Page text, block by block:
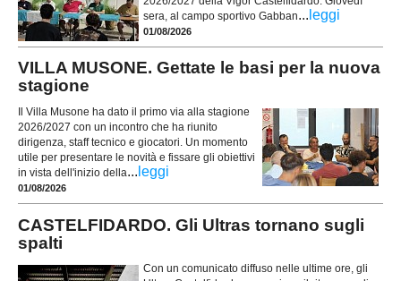
sera, al campo sportivo Gabban... leggi
01/08/2026
VILLA MUSONE. Gettate le basi per la nuova
stagione
Il Villa Musone ha dato il primo via alla stagione
2026/2027 con un incontro che ha riunito
dirigenza, staff tecnico e giocatori. Un momento
utile per presentare le novità e fissare gli obiettivi
in vista dell'inizio della... leggi
01/08/2026
CASTELFIDARDO. Gli Ultras tornano sugli
spalti
Con un comunicato diffuso nelle ultime ore, gli